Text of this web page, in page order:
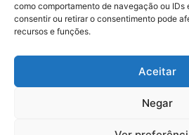
como comportamento de navegação ou IDs
consentir ou retirar o consentimento pode
recursos e funções.
Aceitar
Negar
Legal
Termo de uso do usuário e assinante